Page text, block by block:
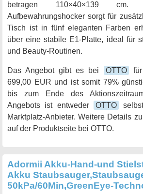
betragen 110×40×139 cm.
Aufbewahrungshocker sorgt für
Tisch ist in fünf eleganten Farben
über eine stabile E1-Platte, ideal für
und Beauty-Routinen.
Das Angebot gibt es bei OTTO
699,00 EUR und ist somit 79%
bis zum Ende des
Angebots ist entweder
OTTO
Marktplatz-Anbieter. Weitere Details
auf der Produktseite bei OTTO.
Adormii Akku-Hand-und
Akku
50kPa/60Min,GreenEye-